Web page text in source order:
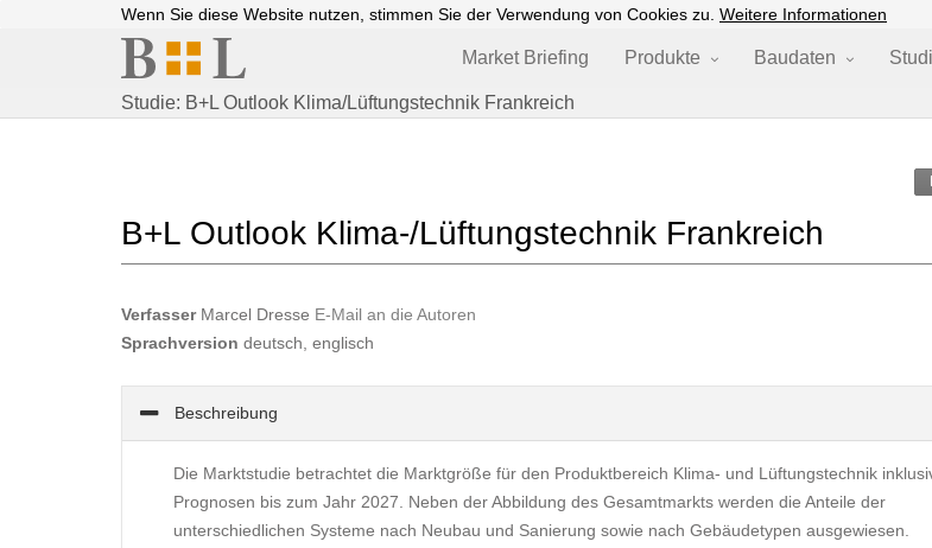
Wenn Sie diese Website nutzen, stimmen Sie der Verwendung von Cookies zu. Weitere Informationen
Market Briefing Produkte Baudaten
Studie: B+L Outlook Klima/Lüftungstechnik Frankreich
B+L Outlook Klima-/Lüftungstechnik Frankreich
VerfasserMarcel Dresse E-Mail an die Autoren
Sprachversion deutsch, englisch
Beschreibung
Die Marktstudie betrachtet die Marktgröße für den Produktbereich Klima- und Lüftungstechnik
Prognosen bis zum Jahr 2027. Neben der Abbildung des Gesamtmarkts werden die Anteile der
unterschiedlichen Systeme nach Neubau und Sanierung sowie nach Gebäudetypen ausgewiesen.